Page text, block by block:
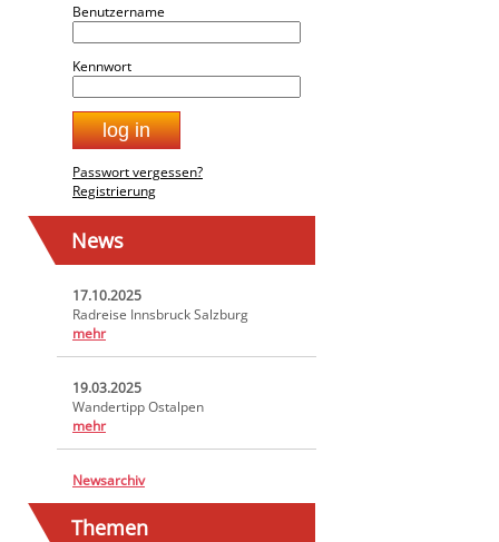
Benutzername
Kennwort
Passwort vergessen?
Registrierung
News
17.10.2025
Radreise Innsbruck Salzburg
mehr
19.03.2025
Wandertipp Ostalpen
mehr
Newsarchiv
Themen